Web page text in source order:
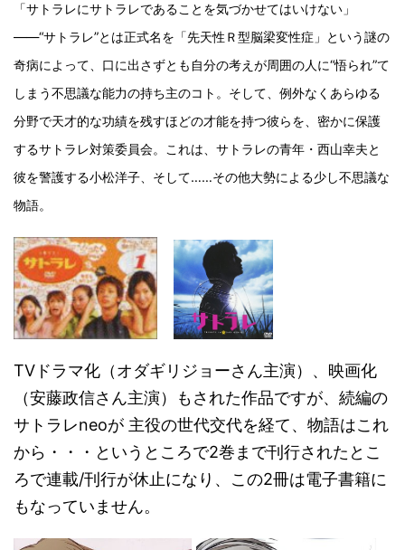
「サトラレにサトラレであることを気づかせてはいけない」
――“サトラレ”とは正式名を「先天性Ｒ型脳梁変性症」という謎の
奇病によって、口に出さずとも自分の考えが周囲の人に“悟られ”て
しまう不思議な能力の持ち主のコト。そして、例外なくあらゆる
分野で天才的な功績を残すほどの才能を持つ彼らを、密かに保護
するサトラレ対策委員会。これは、サトラレの青年・西山幸夫と
彼を警護する小松洋子、そして……その他大勢による少し不思議な
物語。
TVドラマ化（オダギリジョーさん主演）、映画化
（安藤政信さん主演）もされた作品ですが、続編の
サトラレneoが 主役の世代交代を経て、物語はこれ
から・・・というところで2巻まで刊行されたとこ
ろで連載/刊行が休止になり、この2冊は電子書籍に
もなっていません。